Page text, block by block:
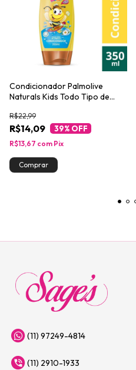
Condicionador Palmolive
Naturals Kids Todo Tipo de
R$14,09
R$22,99
39% OFF
R$13,67 com Pix
(11) 97249-4814
(11) 2910-1933